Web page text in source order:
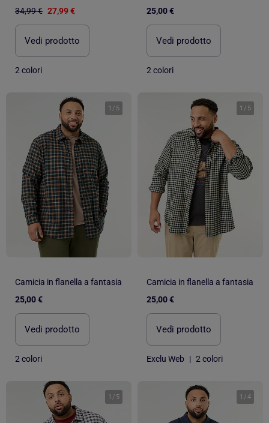
34,99 € 27,99 €
Vedi prodotto
2 colori
25,00 €
Vedi prodotto
2 colori
1 / 5
Camicia in flanella a fantasia
25,00 €
Vedi prodotto
2 colori
1 / 5
Camicia in flanella a fantasia
25,00 €
Vedi prodotto
Exclu Web | 2 colori
1 / 5 1 /4